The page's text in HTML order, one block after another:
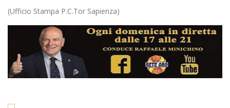
(Ufficio Stampa P.C.Tor Sapienza)